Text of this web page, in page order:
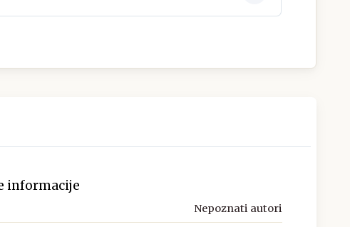
informacije
Nepoznati autori